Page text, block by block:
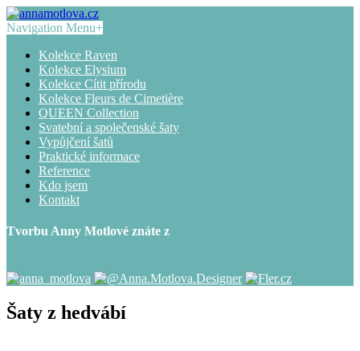
Navigation Menu+
Kolekce Raven
Kolekce Elysium
Kolekce Cítit přírodu
Kolekce Fleurs de Cimetière
QUEEN Collection
Svatební a společenské šaty
Vypůjčení šatů
Praktické informace
Reference
Kdo jsem
Kontakt
Tvorbu Anny Motlové znáte z
Šaty z hedvábí